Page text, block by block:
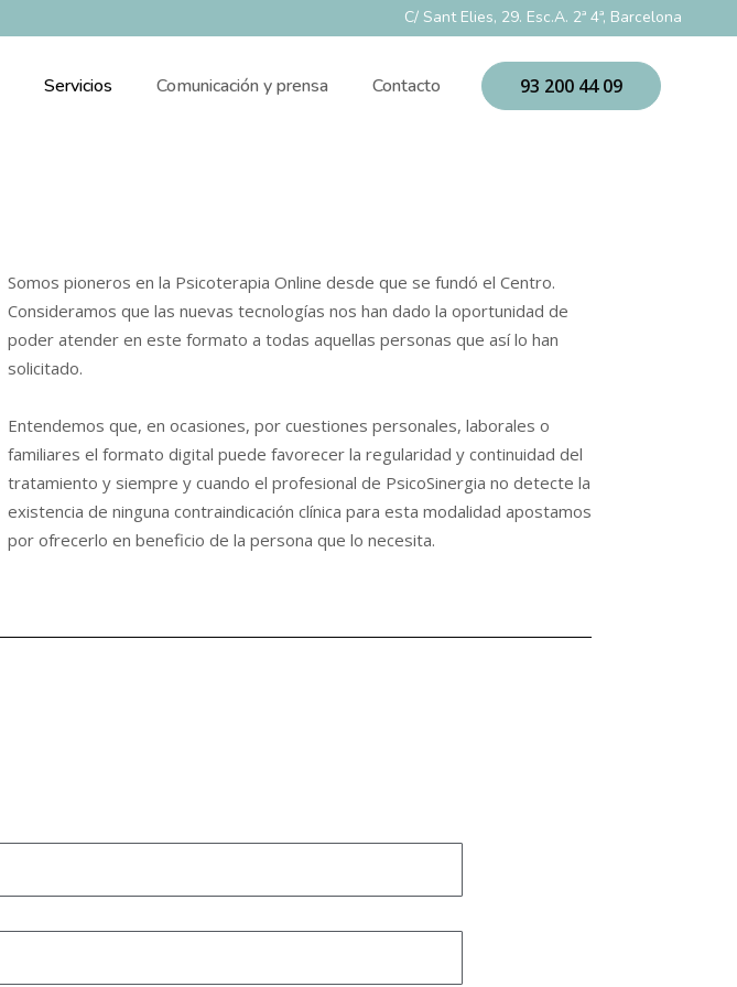
C/ Sant Elies, 29. Esc.A. 2ª 4ª, Barcelona
93 200 44 09
Servicios Comunicación y prensa Contacto
Somos pioneros en la Psicoterapia Online desde que se fundó el Centro.
Consideramos que las nuevas tecnologías nos han dado la oportunidad de
poder atender en este formato a todas aquellas personas que así lo han
solicitado.
Entendemos que, en ocasiones, por cuestiones personales, laborales o
familiares el formato digital puede favorecer la regularidad y continuidad del
tratamiento y siempre y cuando el profesional de PsicoSinergia no detecte la
existencia de ninguna contraindicación clínica para esta modalidad apostamos
por ofrecerlo en beneficio de la persona que lo necesita.